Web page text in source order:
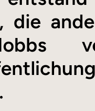
die